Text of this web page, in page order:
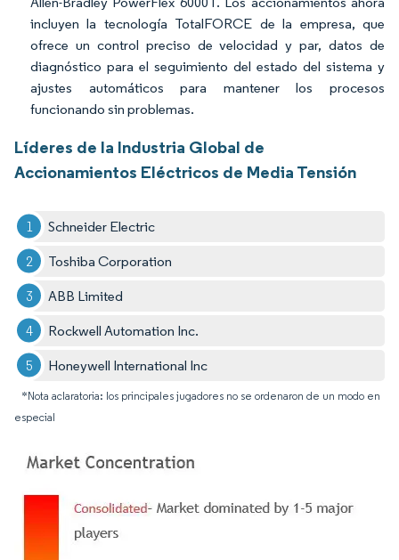
incluyen la tecnología TotalFORCE de la empresa, que
ofrece un control preciso de velocidad y par, datos de
diagnóstico para el seguimiento del estado del sistema y
ajustes automáticos para mantener los procesos
funcionando sin problemas.
Líderes de la Industria Global de
Accionamientos Eléctricos de Media Tensión
Schneider Electric
Toshiba Corporation
ABB Limited
Rockwell Automation Inc.
Honeywell International Inc
*Nota aclaratoria: los principales jugadores no se ordenaron de un modo en
especial